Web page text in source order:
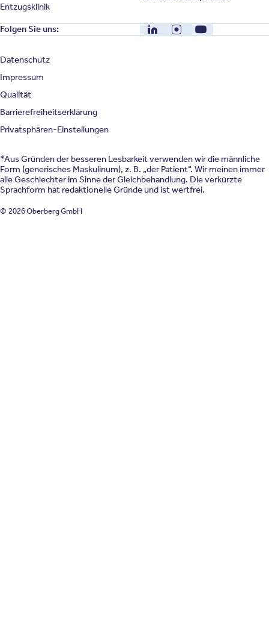
Entzugsklinik
Folgen Sie uns: LinkedInInstagramYouTube
Datenschutz
Impressum
Qualität
Barrierefreiheitserklärung
Privatsphären-Einstellungen
*Aus Gründen der besseren Lesbarkeit verwenden wir die männliche
Form (generisches Maskulinum), z. B. „der Patient“. Wir meinen immer
alle Geschlechter im Sinne der Gleichbehandlung. Die verkürzte
Sprachform hat redaktionelle Gründe und ist wertfrei.
© 2026 Oberberg GmbH